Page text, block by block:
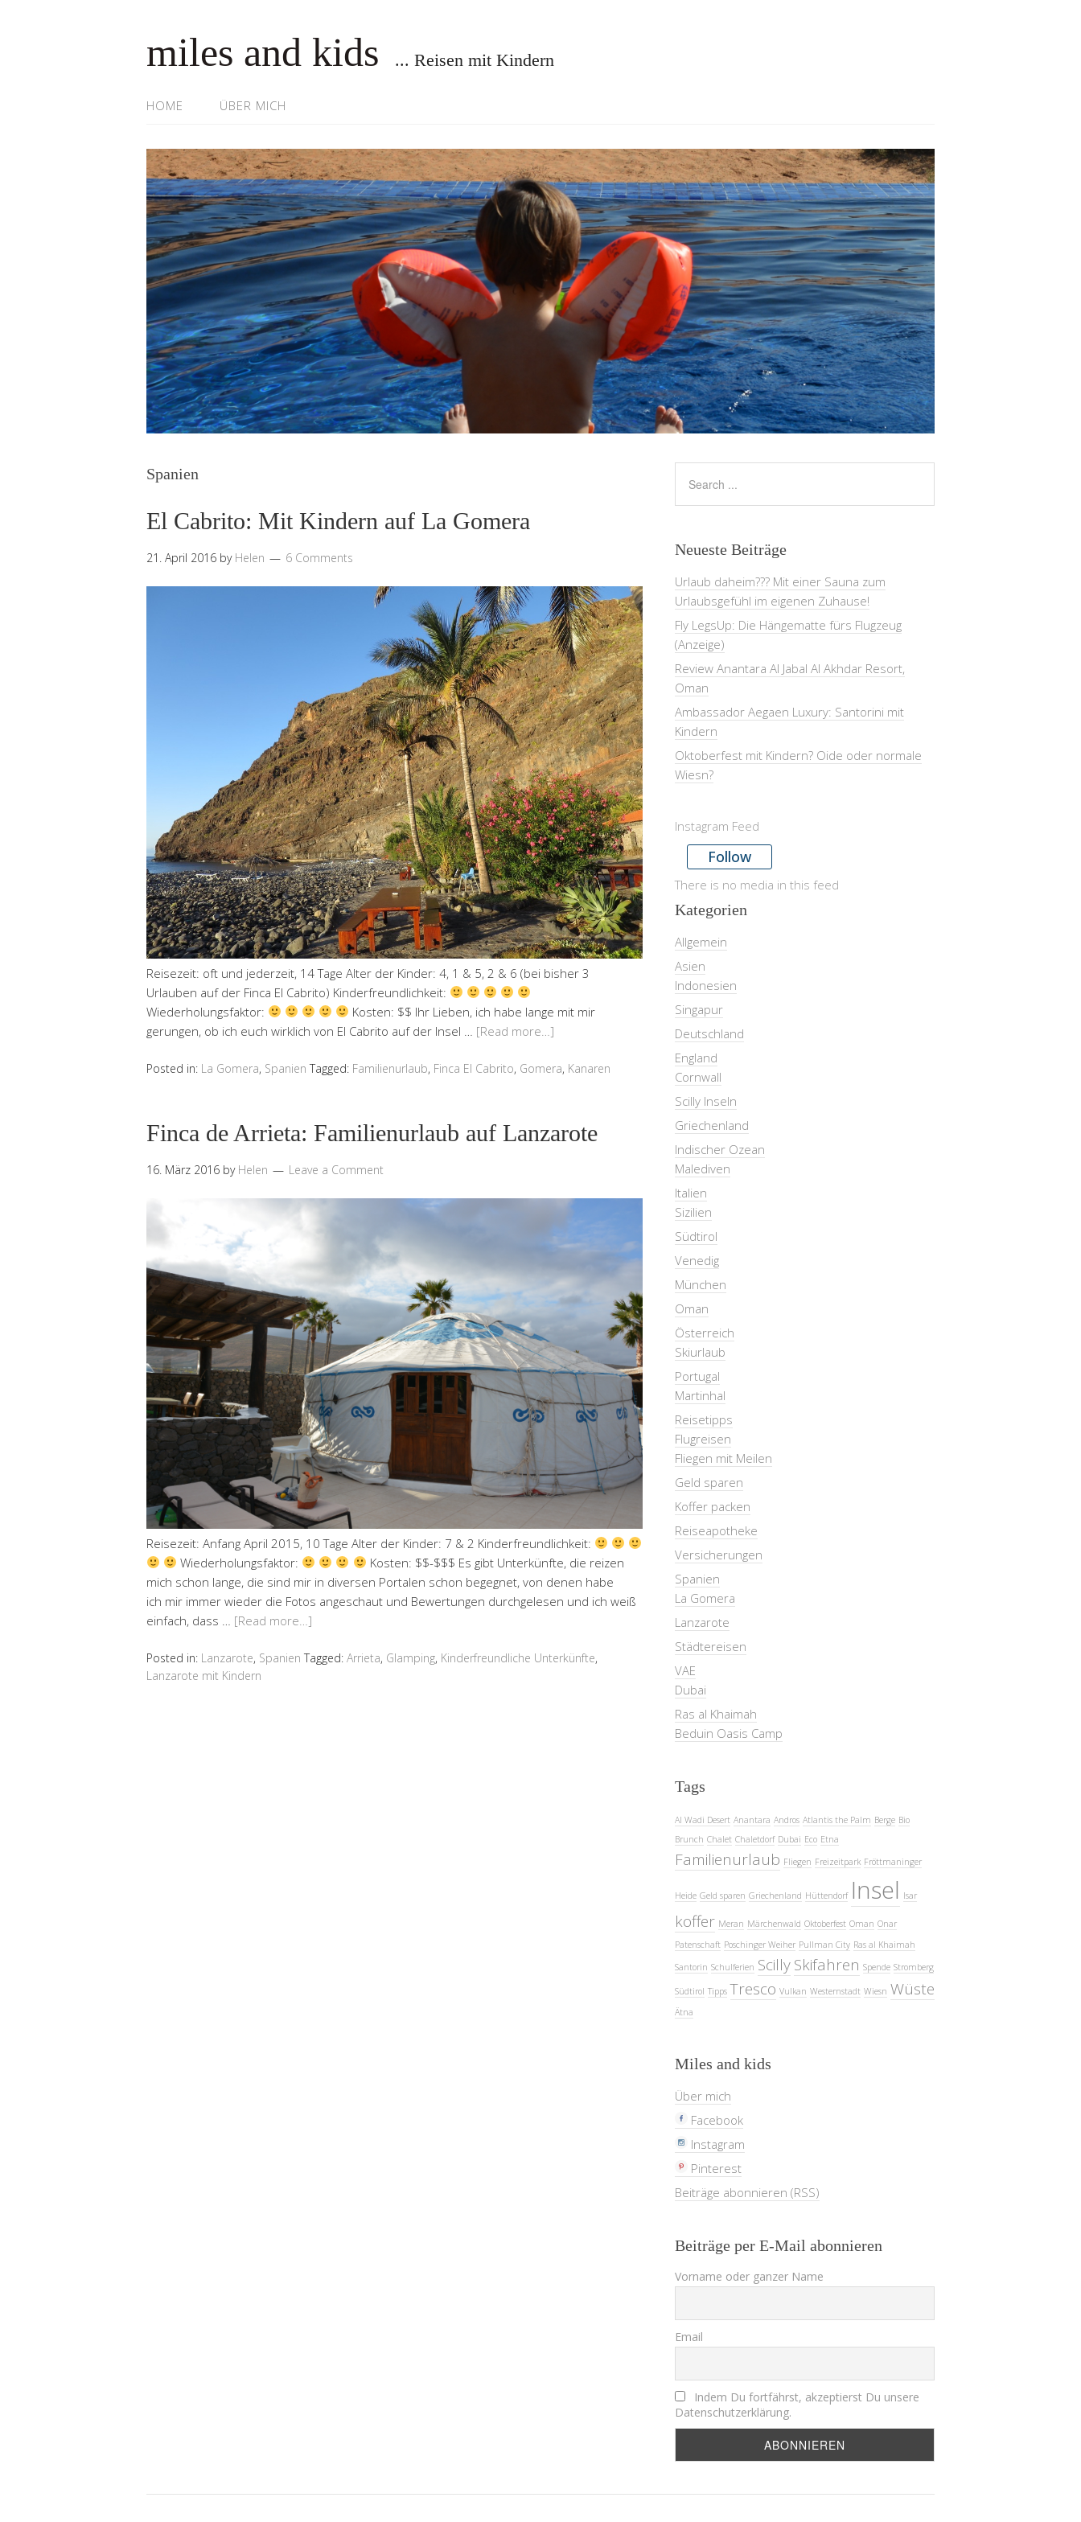
miles and kids ... Reisen mit Kindern
HOME ÜBER MICH
Spanien
El Cabrito: Mit Kindern auf La Gomera
21. April 2016 by Helen 6 Comments
Reisezeit: oft und jederzeit, 14 Tage Alter der Kinder: 4, 1 & 5, 2 & 6 (bei bisher 3
Urlauben auf der Finca El Cabrito) Kinderfreundlichkeit:
Wiederholungsfaktor:
Kosten: $$ Ihr Lieben, ich habe lange mit mir
gerungen, ob ich euch wirklich von El Cabrito auf der Insel … [Read more…]
Posted in: La Gomera, Spanien Tagged: Familienurlaub, Finca El Cabrito, Gomera, Kanaren
Finca de Arrieta: Familienurlaub auf Lanzarote
16. März 2016 by Helen Leave a Comment
Reisezeit: Anfang April 2015, 10 Tage Alter der Kinder: 7 & 2 Kinderfreundlichkeit:
Wiederholungsfaktor:
Kosten: $$-$$$ Es gibt Unterkünfte, die reizen
mich schon lange, die sind mir in diversen Portalen schon begegnet, von denen habe
ich mir immer wieder die Fotos angeschaut und Bewertungen durchgelesen und ich weiß
einfach, dass … [Read more…]
Posted in: Lanzarote, Spanien Tagged: Arrieta, Glamping, Kinderfreundliche Unterkünfte,
Lanzarote mit Kindern
Neueste Beiträge
Urlaub daheim??? Mit einer Sauna zum
Urlaubsgefühl im eigenen Zuhause!
Fly LegsUp: Die Hängematte fürs Flugzeug
(Anzeige)
Review Anantara Al Jabal Al Akhdar Resort,
Oman
Ambassador Aegaen Luxury: Santorini mit
Kindern
Oktoberfest mit Kindern? Oide oder normale
Wiesn?
Instagram Feed
Follow
There is no media in this feed
Kategorien
Allgemein
Asien
Indonesien
Singapur
Deutschland
England
Cornwall
Scilly Inseln
Griechenland
Indischer Ozean
Malediven
Italien
Sizilien
Südtirol
Venedig
München
Oman
Österreich
Skiurlaub
Portugal
Martinhal
Reisetipps
Flugreisen
Fliegen mit Meilen
Geld sparen
Koffer packen
Reiseapotheke
Versicherungen
Spanien
La Gomera
Lanzarote
Städtereisen
VAE
Dubai
Ras al Khaimah
Beduin Oasis Camp
Tags
Al Wadi Desert Anantara Andros Atlantis the Palm Berge Bio
Brunch Chalet Chaletdorf Dubai Eco Etna
Familienurlaub Fliegen Freizeitpark Fröttmaninger
Heide Geld sparen Griechenland Hüttendorf Insel Isar
koffer Meran Märchenwald Oktoberfest Oman Onar
Patenschaft Poschinger Weiher Pullman City Ras al Khaimah
Santorin Schulferien Scilly Skifahren Spende Stromberg
Südtirol Tipps Tresco Vulkan Westernstadt Wiesn Wüste
Ätna
Miles and kids
Über mich
Facebook
Instagram
Pinterest
Beiträge abonnieren (RSS)
Beiträge per E-Mail abonnieren
Vorname oder ganzer Name
Email
Indem Du fortfährst, akzeptierst Du unsere
Datenschutzerklärung.